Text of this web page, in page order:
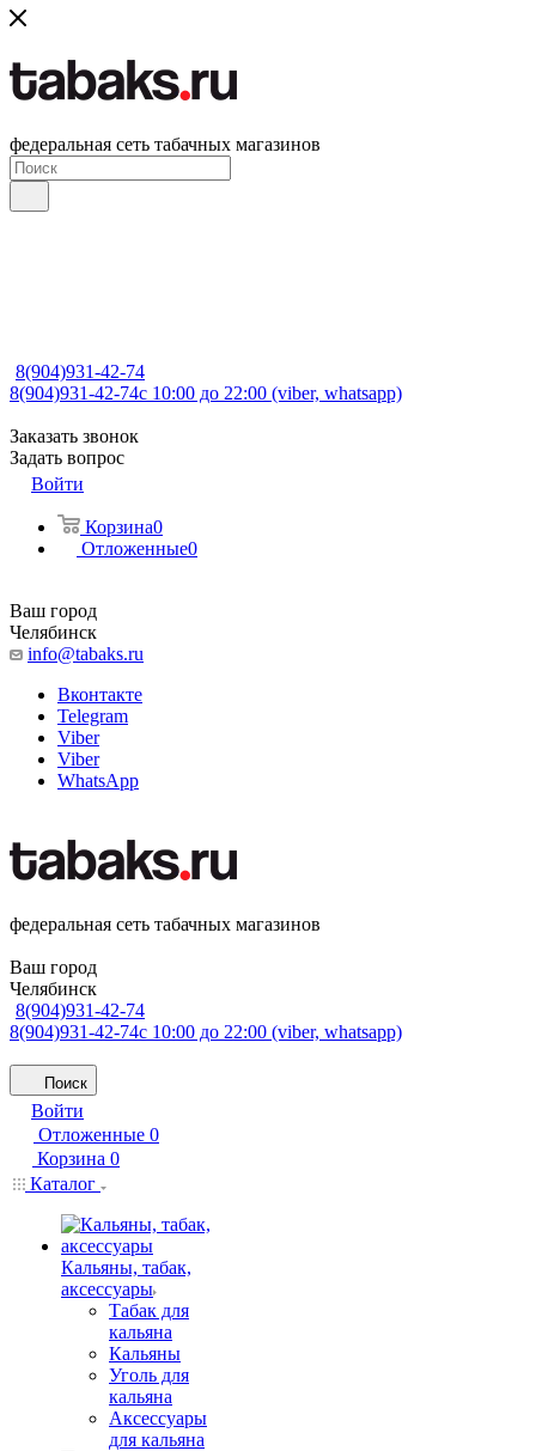
федеральная сеть табачных магазинов
8(904)931-42-74
8(904)931-42-74с 10:00 до 22:00 (viber, whatsapp)
Заказать звонок
Задать вопрос
Войти
Корзина0
Отложенные0
Ваш город
Челябинск
info@tabaks.ru
Вконтакте
Telegram
Viber
Viber
WhatsApp
федеральная сеть табачных магазинов
Ваш город
Челябинск
8(904)931-42-74
8(904)931-42-74с 10:00 до 22:00 (viber, whatsapp)
Поиск
Войти
Отложенные 0
Корзина 0
Каталог
Кальяны, табак,
аксессуары
Табак для
кальяна
Кальяны
Уголь для
кальяна
Аксессуары
для кальяна